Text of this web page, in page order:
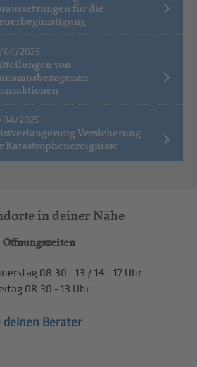
für die
04/2025
von
04/2025
Versicherung
Katastrophenereignisse
in deiner Nähe
Öffnungszeiten
08.30 - 13 / 14 - 17 Uhr
08.30 - 13 Uhr
deinen Berater